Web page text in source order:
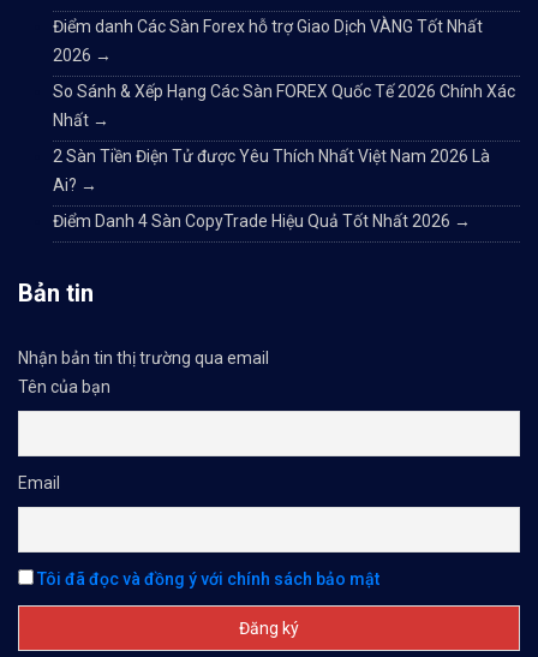
Điểm danh Các Sàn Forex hỗ trợ Giao Dịch VÀNG Tốt Nhất
2026 →
So Sánh & Xếp Hạng Các Sàn FOREX Quốc Tế 2026 Chính Xác
Nhất →
2 Sàn Tiền Điện Tử được Yêu Thích Nhất Việt Nam 2026 Là
Ai? →
Điểm Danh 4 Sàn CopyTrade Hiệu Quả Tốt Nhất 2026 →
Bản tin
Nhận bản tin thị trường qua email
Tên của bạn
Email
Tôi đã đọc và đồng ý với chính sách bảo mật